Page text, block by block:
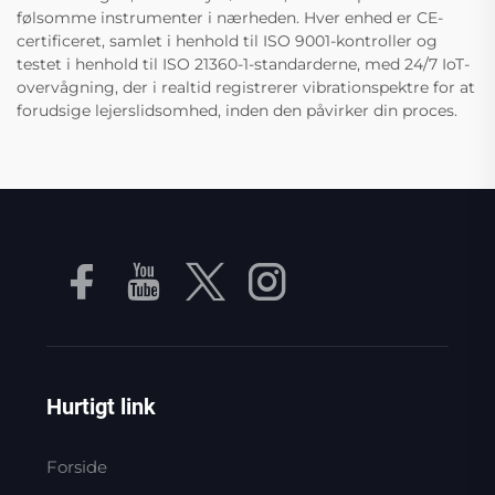
følsomme instrumenter i nærheden. Hver enhed er CE-
certificeret, samlet i henhold til ISO 9001-kontroller og
testet i henhold til ISO 21360-1-standarderne, med 24/7 IoT-
overvågning, der i realtid registrerer vibrationspektre for at
forudsige lejerslidsomhed, inden den påvirker din proces.
Hurtigt link
Forside